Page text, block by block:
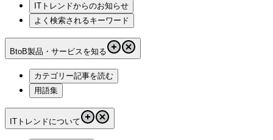
ITトレンドからのお知らせ
よく検索されるキーワード
BtoB製品・サービスを知る
カテゴリー記事を読む
用語集
ITトレンドについて